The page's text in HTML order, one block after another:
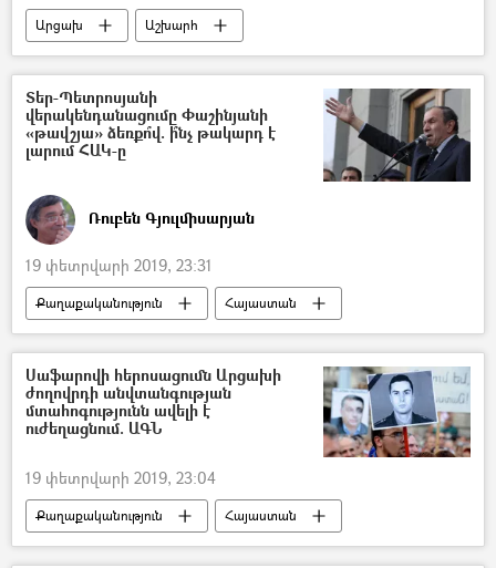
Արցախ
Աշխարհ
Քաղաքականություն
Հայաստան
Ադրբեջան
Տեր-Պետրոսյանի
վերակենդանացումը Փաշինյանի
«թավշյա» ձեռքո՞վ. ի՞նչ թակարդ է
լարում ՀԱԿ-ը
Ռուբեն Գյուլմիսարյան
19 փետրվարի 2019, 23:31
Քաղաքականություն
Հայաստան
Հեղինակներ
Լևոն Տեր–Պետրոսյան
Նիկոլ Փաշինյան
Արարատ Միրզոյան
Սաֆարովի հերոսացումն Արցախի
ժողովրդի անվտանգության
մտահոգությունն ավելի է
ուժեղացնում. ԱԳՆ
19 փետրվարի 2019, 23:04
Քաղաքականություն
Հայաստան
Տարածաշրջան
Աշխարհ
Արցախ